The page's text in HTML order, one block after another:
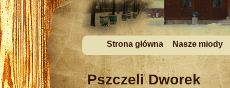
Strona główna Nasze miody
Pszczeli Dworek